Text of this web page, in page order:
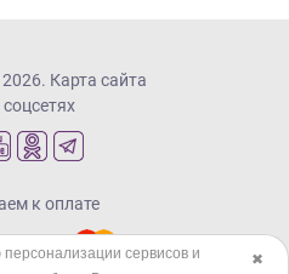
Карта сайта
к оплате
✖
сервисов и